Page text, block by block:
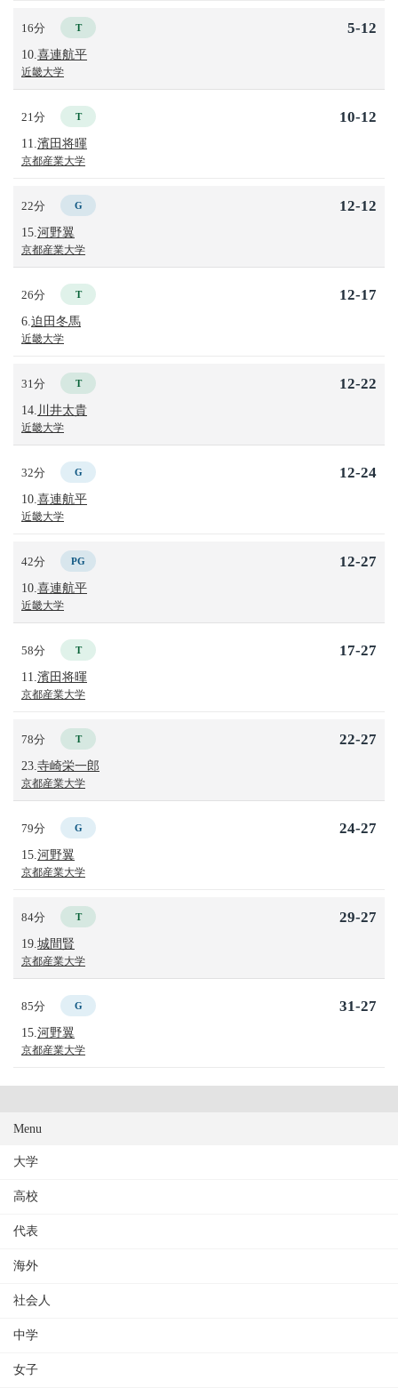
16分 T
10. 喜連航平
近畿大学
5-12
21分 T
11. 濱田将暉
京都産業大学
10-12
22分 G
15. 河野翼
京都産業大学
12-12
26分 T
6. 迫田冬馬
近畿大学
12-17
31分 T
14. 川井太貴
近畿大学
12-22
32分 G
10. 喜連航平
近畿大学
12-24
42分 PG
10. 喜連航平
近畿大学
12-27
58分 T
11. 濱田将暉
京都産業大学
17-27
78分 T
23. 寺崎栄一郎
京都産業大学
22-27
79分 G
15. 河野翼
京都産業大学
24-27
84分 T
19. 城間賢
京都産業大学
29-27
85分 G
15. 河野翼
京都産業大学
31-27
Menu
大学
高校
代表
海外
社会人
中学
女子